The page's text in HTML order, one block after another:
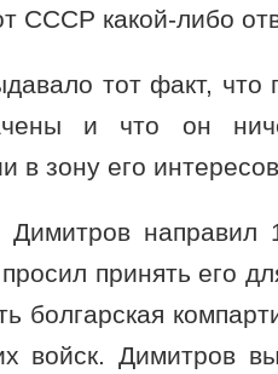
СССР какой-либо
тот факт,
и что он
в зону его
Димитров направил
принять его
болгарская
войск. Димитров